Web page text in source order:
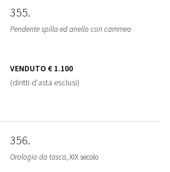
355
Pendente spilla ed anello con cammeo
VENDUTO € 1.100
(diritti d'asta esclusi)
356
Orologio da tasca, XIX secolo